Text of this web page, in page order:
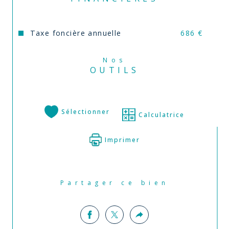
Taxe foncière annuelle 686 €
Nos
OUTILS
Sélectionner Calculatrice
Imprimer
Partager ce bien